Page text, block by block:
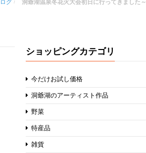
グ 洞爺湖温泉冬花火大会初日に行ってきました～
ショッピングカテゴリ
今だけお試し価格
洞爺湖のアーティスト作品
野菜
特産品
雑貨